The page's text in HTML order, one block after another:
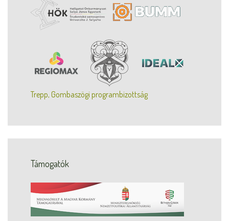
Trepp, Gombaszögi programbizottság
Támogatók